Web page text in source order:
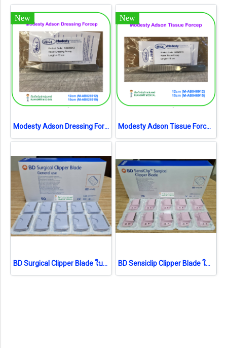
New
Modesty Adson Dressing Forcep (เยอรมัน)
New
Modesty Adson Tissue Forcep (เยอรมัน)
BD Surgical Clipper Blade ใบมีด (4406) (1 ชิ้น) (exp 04-2026) BD Sensiclip Clipper Blade ใบมีดอ่อนโยน (4430A) (1ชิ้น) (exp 05-2025)